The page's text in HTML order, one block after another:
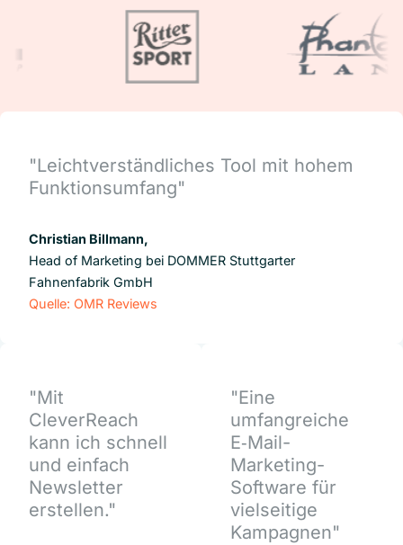
"Leichtverständliches Tool mit hohem
Funktionsumfang"
Christian Billmann,
Head of Marketing bei DOMMER Stuttgarter
Fahnenfabrik GmbH
Quelle: OMR Reviews
"Mit
CleverReach
kann ich schnell
und einfach
Newsletter
erstellen."
"Eine
umfangreiche
E‑Mail-
Marketing-
Software für
vielseitige
Kampagnen"